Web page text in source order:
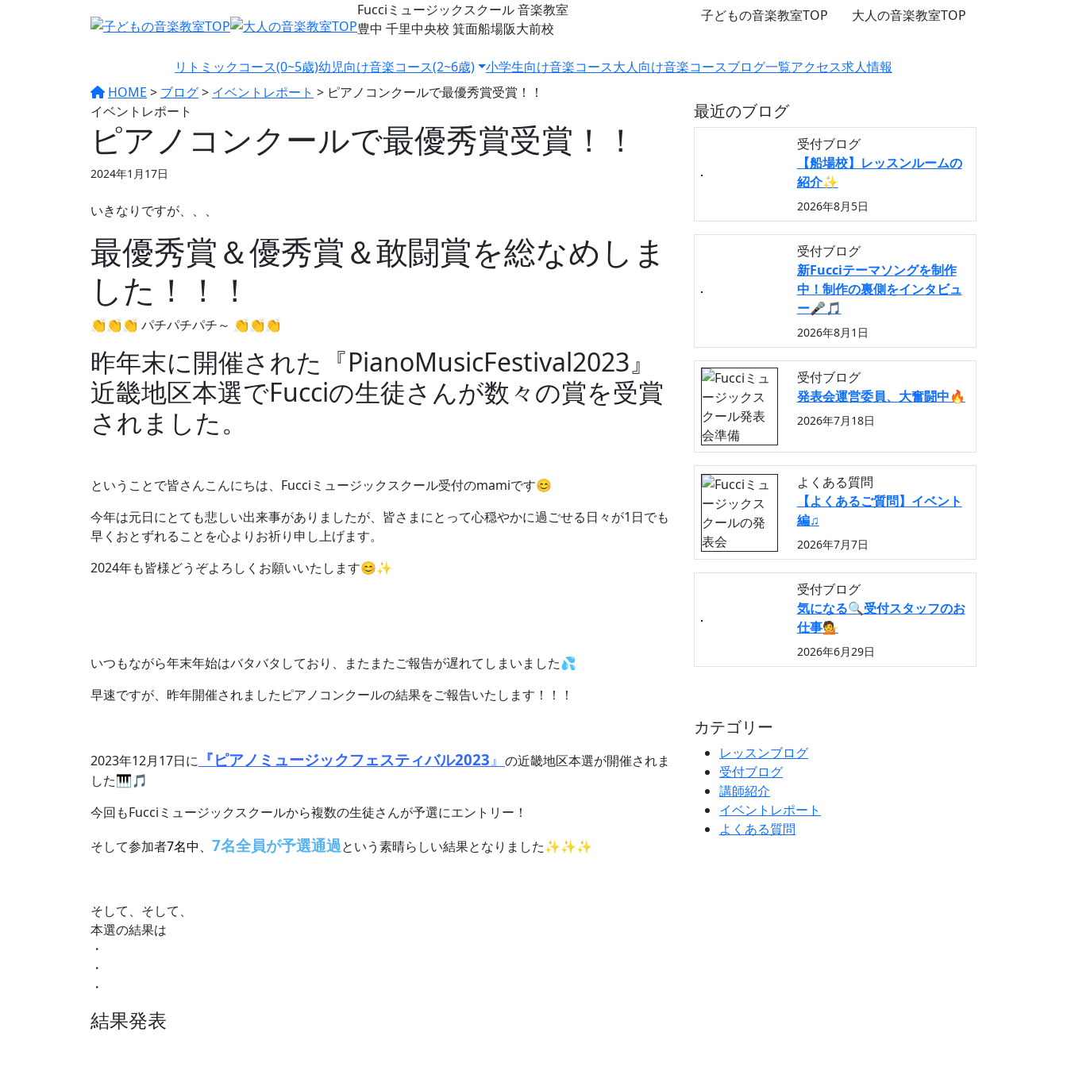
Fucciミュージックスクール音楽教室
豊中 千里中央校 箕面船場阪大前校
子どもの音楽教室TOP 大人の音楽教室TOP
リトミックコース(0~5歳)幼児向け音楽コース(2~6歳) 小学生向け音楽コース大人向け音楽コースブログ一覧アクセス求人情報
HOME > ブログ> イベントレポート > ピアノコンクールで最優秀賞受賞！！
イベントレポート
ピアノコンクールで最優秀賞受賞！！
2024年1月17日
いきなりですが、、、
最優秀賞＆優秀賞＆敢闘賞を総なめしま
した！！！
👏👏👏 パチパチパチ～ 👏👏👏
昨年末に開催された『PianoMusicFestival2023』
近畿地区本選でFucciの生徒さんが数々の賞を受賞
されました。
ということで皆さんこんにちは、Fucciミュージックスクール受付のmamiです😊
今年は元日にとても悲しい出来事がありましたが、皆さまにとって心穏やかに過ごせる日々が1日でも
早くおとずれることを心よりお祈り申し上げます。
2024年も皆様どうぞよろしくお願いいたします😊✨
いつもながら年末年始はバタバタしており、またまたご報告が遅れてしまいました💦
早速ですが、昨年開催されましたピアノコンクールの結果をご報告いたします！！！
2023年12月17日に 『ピアノミュージックフェスティバル2023』 の近畿地区本選が開催されま
した🎹🎵
今回もFucciミュージックスクールから複数の生徒さんが予選にエントリー！
そして参加者7名中、 7名全員が予選通過という素晴らしい結果となりました✨✨✨
そして、そして、
本選の結果は
・
・
・
結果発表
最近のブログ
受付ブログ
【船場校】レッスンルームの
紹介✨
2026年8月5日
受付ブログ
新Fucciテーマソングを制作
中！制作の裏側をインタビュ
ー🎤🎵
2026年8月1日
受付ブログ
発表会運営委員、大奮闘中🔥
2026年7月18日
よくある質問
【よくあるご質問】イベント
編♫
2026年7月7日
受付ブログ
気になる🔍️受付スタッフのお
仕事💁
2026年6月29日
カテゴリー
レッスンブログ
受付ブログ
講師紹介
イベントレポート
よくある質問